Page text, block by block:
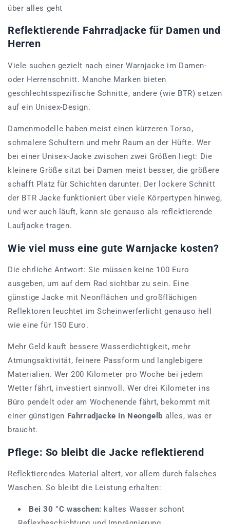
über alles geht
Reflektierende Fahrradjacke für Damen und
Herren
Viele suchen gezielt nach einer Warnjacke im Damen-
oder Herrenschnitt. Manche Marken bieten
geschlechtsspezifische Schnitte, andere (wie BTR) setzen
auf ein Unisex-Design.
Damenmodelle haben meist einen kürzeren Torso,
schmalere Schultern und mehr Raum an der Hüfte. Wer
bei einer Unisex-Jacke zwischen zwei Größen liegt: Die
kleinere Größe sitzt bei Damen meist besser, die größere
schafft Platz für Schichten darunter. Der lockere Schnitt
der BTR Jacke funktioniert über viele Körpertypen hinweg,
und wer auch läuft, kann sie genauso als reflektierende
Laufjacke tragen.
Wie viel muss eine gute Warnjacke kosten?
Die ehrliche Antwort: Sie müssen keine 100 Euro
ausgeben, um auf dem Rad sichtbar zu sein. Eine
günstige Jacke mit Neonflächen und großflächigen
Reflektoren leuchtet im Scheinwerferlicht genauso hell
wie eine für 150 Euro.
Mehr Geld kauft bessere Wasserdichtigkeit, mehr
Atmungsaktivität, feinere Passform und langlebigere
Materialien. Wer 200 Kilometer pro Woche bei jedem
Wetter fährt, investiert sinnvoll. Wer drei Kilometer ins
Büro pendelt oder am Wochenende fährt, bekommt mit
einer günstigen Fahrradjacke in Neongelb alles, was er
braucht.
Pflege: So bleibt die Jacke reflektierend
Reflektierendes Material altert, vor allem durch falsches
Waschen. So bleibt die Leistung erhalten:
Bei 30 °C waschen: kaltes Wasser schont